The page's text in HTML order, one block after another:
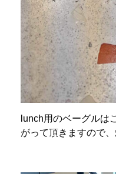
lunch用のベーグルは
がって頂きますので